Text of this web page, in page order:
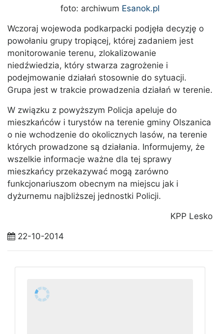
foto: archiwum Esanok.pl
Wczoraj wojewoda podkarpacki podjęła decyzję o
powołaniu grupy tropiącej, której zadaniem jest
monitorowanie terenu, zlokalizowanie
niedźwiedzia, który stwarza zagrożenie i
podejmowanie działań stosownie do sytuacji.
Grupa jest w trakcie prowadzenia działań w terenie.
W związku z powyższym Policja apeluje do
mieszkańców i turystów na terenie gminy Olszanica
o nie wchodzenie do okolicznych lasów, na terenie
których prowadzone są działania. Informujemy, że
wszelkie informacje ważne dla tej sprawy
mieszkańcy przekazywać mogą zarówno
funkcjonariuszom obecnym na miejscu jak i
dyżurnemu najbliższej jednostki Policji.
KPP Lesko
22-10-2014